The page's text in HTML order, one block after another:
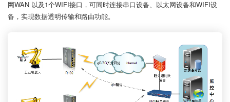
网WAN 以及1个WIFI接口，可同时连接串口设备、以太网设备和WIFI设
备，实现数据透明传输和路由功能。